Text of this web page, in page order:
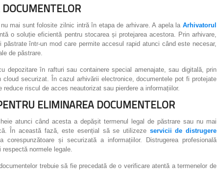
mai sunt folosite zilnic intră în etapa de arhivare. A apela la Arhivatorul
o soluție eficientă pentru stocarea și protejarea acestora. Prin arhivare,
într-un mod care permite accesul rapid atunci când este necesar,
de păstrare.
depozitare în rafturi sau containere special amenajate, sau digitală, prin
securizat. În cazul arhivării electronice, documentele pot fi protejate
riscul de acces neautorizat sau pierdere a informațiilor.
ELIMINAREA DOCUMENTELOR
atunci când acesta a depășit termenul legal de păstrare sau nu mai
În această fază, este esențial să se utilizeze servicii de distrugere
corespunzătoare și securizată a informațiilor. Distrugerea profesională
normele legale.
trebuie să fie precedată de o verificare atentă a termenelor de